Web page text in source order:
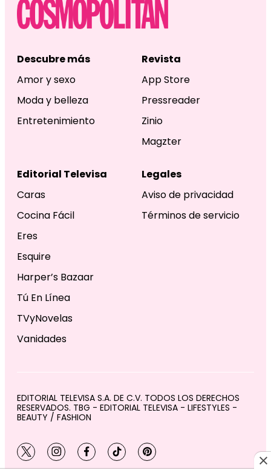
Descubre más
Amor y sexo
Moda y belleza
Entretenimiento
Revista
App Store
Pressreader
Zinio
Magzter
Editorial Televisa
Caras
Cocina Fácil
Eres
Esquire
Harper’s Bazaar
Tú En Línea
TVyNovelas
Vanidades
Legales
Aviso de privacidad
Términos de servicio
EDITORIAL TELEVISA S.A. DE C.V. TODOS LOS DERECHOS
RESERVADOS. TBG - EDITORIAL TELEVISA - LIFESTYLES -
BEAUTY / FASHION
twitterinstagram
facebooktiktokpinterest